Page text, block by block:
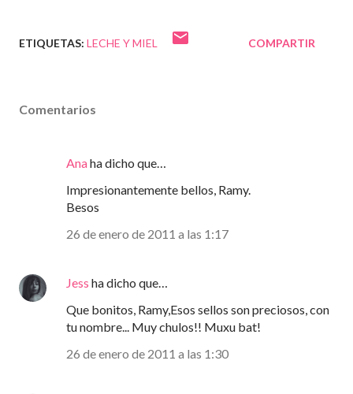
ETIQUETAS: LECHE Y MIEL COMPARTIR
Comentarios
Anaha dicho que…
Impresionantemente bellos, Ramy.
Besos
26 de enero de 2011 a las 1:17
Jess ha dicho que…
Que bonitos, Ramy,Esos sellos son preciosos, con
tu nombre... Muy chulos!! Muxu bat!
26 de enero de 2011 a las 1:30